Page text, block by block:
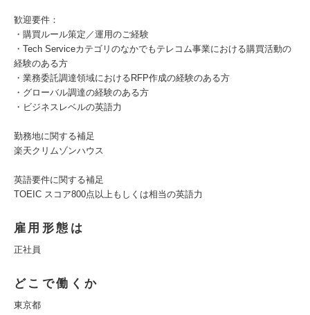
歓迎要件：
・購買ルール策定／運用のご経験
・Tech Serviceカテゴリのなかでもテレコム事業における購買活動の
経験のある方
・業務委託調達領域におけるRFP作成の経験のある方
・グローバル調達の経験のある方
・ビジネスレベルの英語力
勤務地に関する補足
楽天クリムゾンハウス
英語要件に関する補足
TOEIC スコア800点以上もしくは相当の英語力
雇用形態は
正社員
どこで働くか
東京都